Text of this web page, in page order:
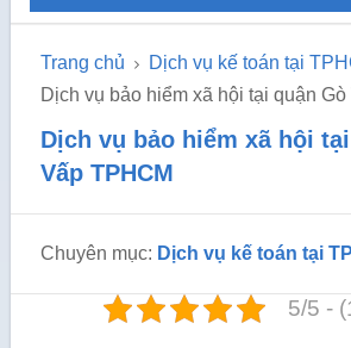
Trang chủ
Dịch vụ kế toán tại
Dịch vụ bảo hiểm xã hội tại quận
Dịch vụ bảo hiểm xã hội
Vấp TPHCM
Chuyên mục: Dịch vụ kế toán tại
5/5 -